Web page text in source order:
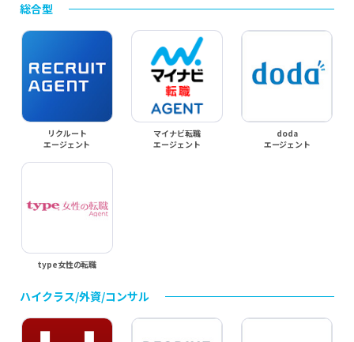
総合型
リクルート
エージェント
マイナビ転職
エージェント
doda
エージェント
type女性の転職
ハイクラス/外資/コンサル